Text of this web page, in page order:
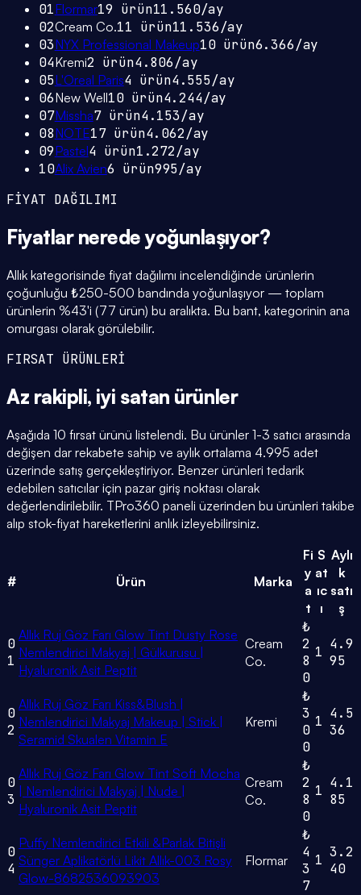
01Flormar19 ürün11.560/ay
02Cream Co.11 ürün11.536/ay
03NYX Professional Makeup10ürün6.366/ay
04Kremi2 ürün4.806/ay
05L'Oreal Paris4 ürün4.555/ay
06New Well10ürün4.244/ay
07Missha7ürün4.153/ay
08NOTE17ürün4.062/ay
09Pastel4 ürün1.272/ay
10Alix Avien6 ürün995/ay
FİYAT DAĞILIMI
Fiyatlar nerede yoğunlaşıyor?
Allık kategorisinde fiyat dağılımı incelendiğinde ürünlerin
çoğunluğu ₺250-500 bandında yoğunlaşıyor — toplam
ürünlerin %43'i (77 ürün) bu aralıkta. Bu bant, kategorinin ana
omurgası olarak görülebilir.
FIRSAT ÜRÜNLERİ
Az rakipli, iyi satan ürünler
Aşağıda 10 fırsat ürünü listelendi. Bu ürünler 1-3 satıcı arasında
değişen dar rekabete sahip ve aylık ortalama 4.995 adet
üzerinde satış gerçekleştiriyor. Benzer ürünleri tedarik
edebilen satıcılar için pazar giriş noktası olarak
değerlendirilebilir. TPro360 paneli üzerinden bu ürünleri takibe
alıp stok-fiyat hareketlerini anlık izleyebilirsiniz.
# Ürün Marka
Fi
y
a
t
S
at
ıc
ı
Aylı
k
satı
ş
0
1
Allık Ruj Göz Farı Glow Tint Dusty Rose
Nemlendirici Makyaj | Gülkurusu |
Hyaluronik Asit Peptit
Cream
Co.
₺
2
8
0
1 4.9
95
0
2
Allık Ruj Göz Farı Kiss&Blush |
Nemlendirici Makyaj Makeup | Stick |
Seramid Skualen Vitamin E
Kremi
₺
3
0
0
1 4.5
36
0
3
Allık Ruj Göz Farı Glow Tint Soft Mocha
| Nemlendirici Makyaj | Nude |
Hyaluronik Asit Peptit
Cream
Co.
₺
2
8
0
1 4.1
85
0
4
Puffy Nemlendirici Etkili &Parlak Bitişli
Sünger Aplikatörlü Likit Allık-003 Rosy
Glow-8682536093903
Flormar
₺
4
3
7
1 3.2
40